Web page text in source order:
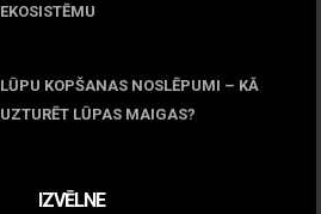
EKOSISTĒMU
LŪPU KOPŠANAS NOSLĒPUMI – KĀ
UZTURĒT LŪPAS MAIGAS?
IZVĒLNE